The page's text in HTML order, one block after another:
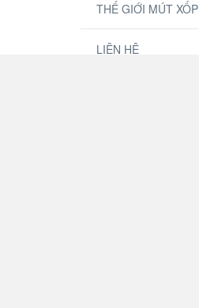
THẾ GIỚI MÚT XỐP
LIÊN HỆ